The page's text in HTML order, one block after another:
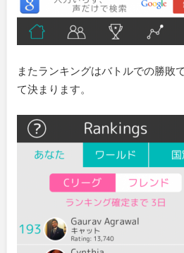
またランキングはバトルでの勝敗
て決まります。